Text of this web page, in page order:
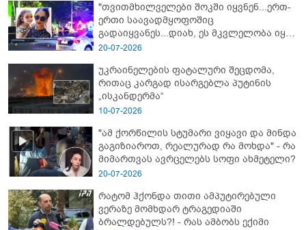
"თვითმხილველები შოკში იყვნენ...ერთ-
ერთი საავადმყოფოშიც
გადაიყვანეს...დიახ, ეს მკვლელობა იყო"
- გორში დატრიალებული ტრაგედიის
20-07-2026
უკრაინელების ფატალური შეცდომა,
რითაც კარგად ისარგებლა პუტინის
„ისკანდერმა“
10-07-2026
"ამ ქორწილის სტუმარი ვიყავი და მინდა
გაგიზიაროთ, რეალურად რა მოხდა" - რა
მიმართვას ავრცელებს სოფი ახმეტელი?
20-07-2026
რატომ ჰქონდა თითი ამპუტირებული
ვერაზე მომხდარ ტრაგედიაში
ბრალდებულს?! - რას ამბობს ექიმი